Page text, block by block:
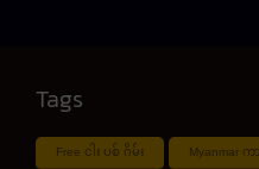
Tags
Free ငါး ပစ် ဂိမ်း Myanmar က